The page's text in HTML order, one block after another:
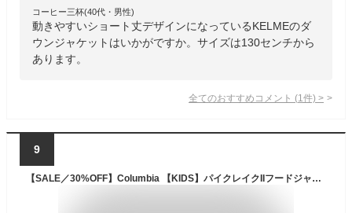
コーヒー三杯(40代・男性)
動きやすいショート丈デザインになっているKELMEのダ
ウンジャケットはいかがですか。サイズは130センチから
あります。
全てのおすすめコメント (1 件) >
9
【SALE／30%OFF】Columbia 【KIDS】パイクレイクIIフードジャケット コロンビア ジャケット・アウター ダウンジャケット・ダウンベスト イエロー ブラウン ブルー【送料無料】